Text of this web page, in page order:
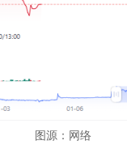
图源：网络